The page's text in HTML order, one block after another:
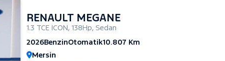
RENAULT MEGANE
1.3 TCE ICON, 138Hp, Sedan
2026BenzinOtomatik10.807 Km
Mersin